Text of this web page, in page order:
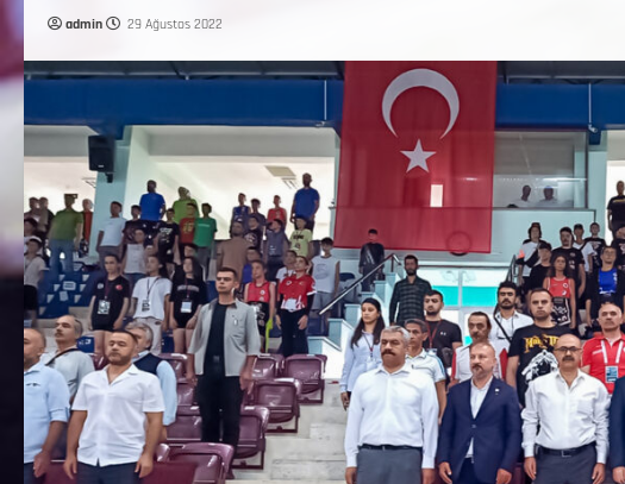
admin 29 Ağustos 2022